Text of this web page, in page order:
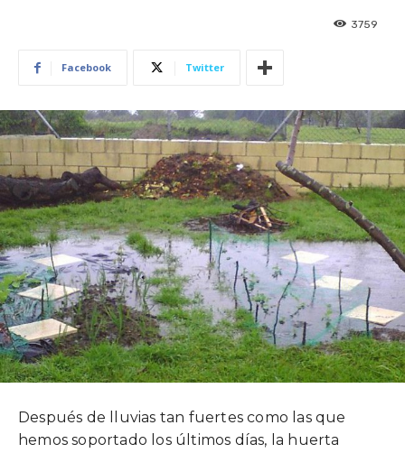
3759
Facebook Twitter
Después de lluvias tan fuertes como las que
hemos soportado los últimos días, la huerta